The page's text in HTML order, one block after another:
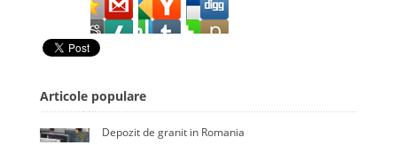
Articole populare
Depozit de granit in Romania